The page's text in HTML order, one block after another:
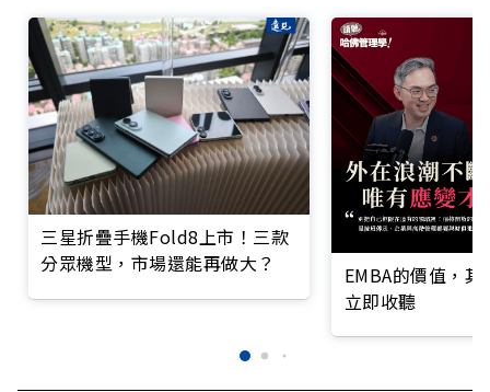
三星折疊手機Fold8上市！三款
分眾機型，市場還能再做大？
EMBA的價值，
立即收聽